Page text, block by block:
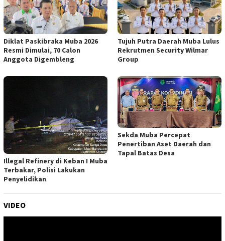
Diklat Paskibraka Muba 2026
Resmi Dimulai, 70 Calon
Anggota Digembleng
Tujuh Putra Daerah Muba Lulus
Rekrutmen Security Wilmar
Group
Illegal Refinery di Keban I Muba
Terbakar, Polisi Lakukan
Penyelidikan
Sekda Muba Percepat
Penertiban Aset Daerah dan
Tapal Batas Desa
VIDEO